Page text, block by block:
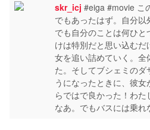
skr_icj #eiga #movie こ
でもあったはず。自分以
でも自分のことは何ひ
けは特別だと思い込む
女を追い詰めていく。全
た。そしてブシェミの
うになったときに、彼
らではで良かった！わ
なあ。でもバスには乗れ